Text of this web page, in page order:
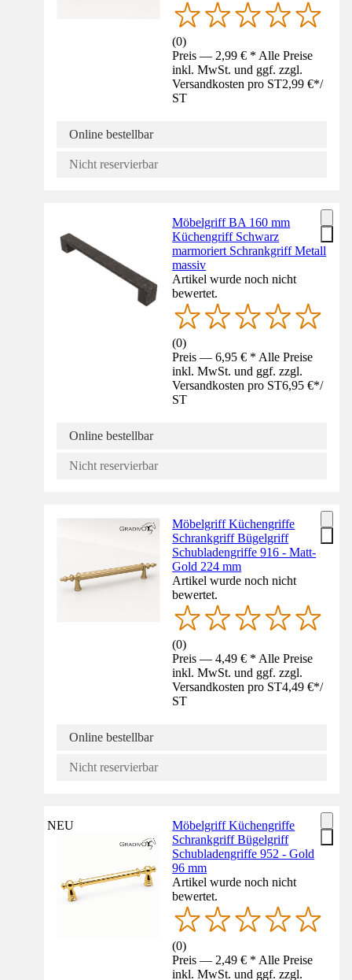
(0)
Preis — 2,99 € * Alle Preise
inkl. MwSt. und ggf. zzgl.
Versandkosten pro ST2,99 €*/
ST
Online bestellbar
Nicht reservierbar
Möbelgriff BA 160 mm
Küchengriff Schwarz
marmoriert Schrankgriff Metall
massiv
Artikel wurde noch nicht
bewertet.
(0)
Preis — 6,95 € * Alle Preise
inkl. MwSt. und ggf. zzgl.
Versandkosten pro ST6,95 €*/
ST
Online bestellbar
Nicht reservierbar
Möbelgriff Küchengriffe
Schrankgriff Bügelgriff
Schubladengriffe 916 - Matt-
Gold 224 mm
Artikel wurde noch nicht
bewertet.
(0)
Preis — 4,49 € * Alle Preise
inkl. MwSt. und ggf. zzgl.
Versandkosten pro ST4,49 €*/
ST
Online bestellbar
Nicht reservierbar
NEU
Möbelgriff Küchengriffe
Schrankgriff Bügelgriff
Schubladengriffe 952 - Gold
96 mm
Artikel wurde noch nicht
bewertet.
(0)
Preis — 2,49 € * Alle Preise
inkl. MwSt. und ggf. zzgl.